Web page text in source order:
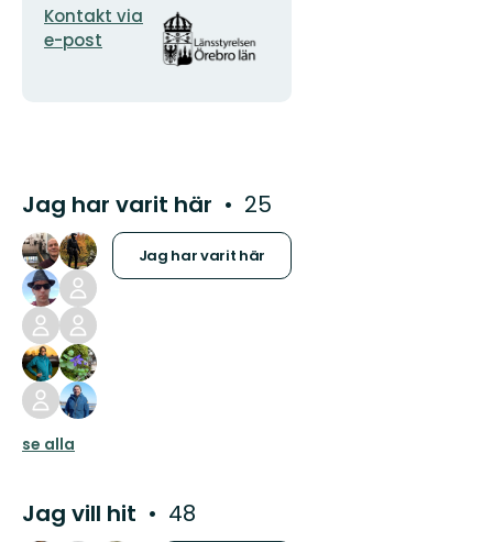
E-
postadress
Kontakt via
e-post
Organisationens
logotyp
Jag har varit här 25
Jag har varit här
se alla
Jag vill hit 48